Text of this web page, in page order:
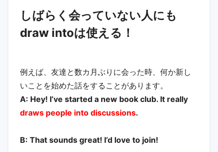
しばらく会っていない人にも
draw intoは使える！
例えば、友達と数カ月ぶりに会った時、何か新し
いことを始めた話をすることがあります。
A: Hey! I’ve started a new book club. It really
draws people into discussions.
B: That sounds great! I’d love to join!